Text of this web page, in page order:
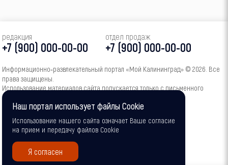
редакция
+7 (900) 000-00-00
отдел продаж
+7 (900) 000-00-00
Информационно‑развлекательный портал «Мой Калининград» © 2026. Все
права защищены.
Использование материалов сайта допускается только с письменного
согласия администрации портала.
16+
Наш портал использует файлы Cookie
Использование нашего сайта означает Ваше согласие
на прием и передачу файлов Cookie
Я согласен